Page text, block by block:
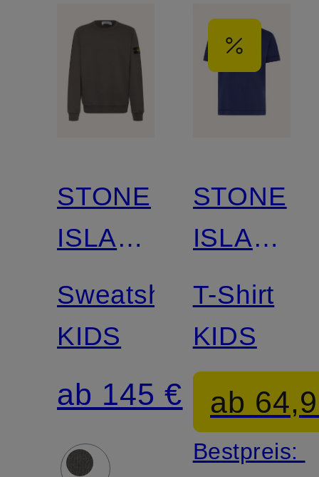
STONE
ISLAND
JUNIOR
Sweatshirt
KIDS
ab 145 €
STONE
ISLAND
JUNIOR
T-Shirt
KIDS
ab
Bestpreis: